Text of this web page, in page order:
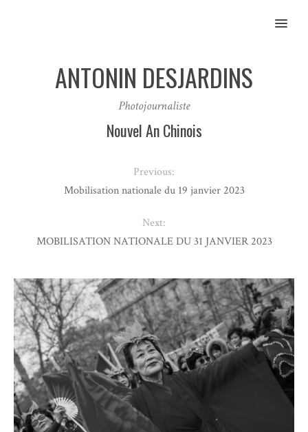
MENU
ANTONIN DESJARDINS
Photojournaliste
Nouvel An Chinois
Previous:
Mobilisation nationale du 19 janvier 2023
Next:
MOBILISATION NATIONALE DU 31 JANVIER 2023